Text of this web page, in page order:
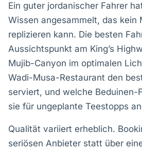
Ein guter jordanischer Fahrer
Wissen angesammelt, das kein
replizieren kann. Die besten
Aussichtspunkt am King’s
Mujib-Canyon im optimalen
Wadi-Musa-Restaurant den
serviert, und welche Beduinen-
sie für ungeplante Teestopps
Qualität variiert erheblich.
seriösen Anbieter statt über